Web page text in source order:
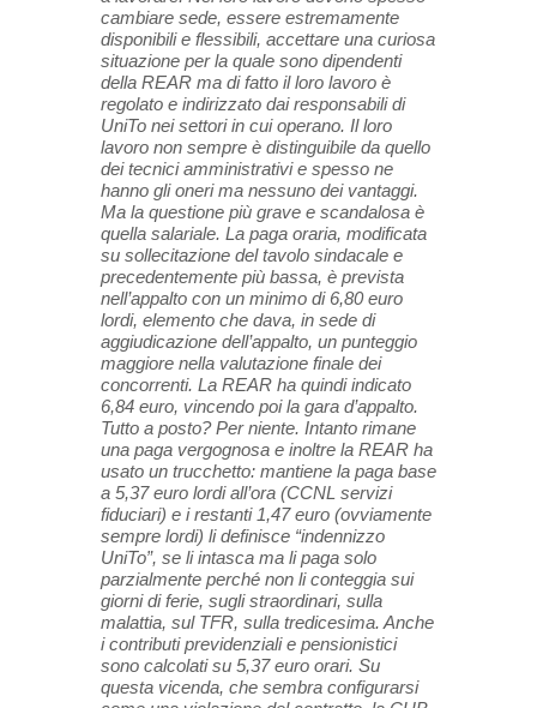
cambiare sede, essere estremamente
disponibili e flessibili, accettare una curiosa
situazione per la quale sono dipendenti
della REAR ma di fatto il loro lavoro è
regolato e indirizzato dai responsabili di
UniTo nei settori in cui operano. Il loro
lavoro non sempre è distinguibile da quello
dei tecnici amministrativi e spesso ne
hanno gli oneri ma nessuno dei vantaggi.
Ma la questione più grave e scandalosa è
quella salariale. La paga oraria, modificata
su sollecitazione del tavolo sindacale e
precedentemente più bassa, è prevista
nell’appalto con un minimo di 6,80 euro
lordi, elemento che dava, in sede di
aggiudicazione dell’appalto, un punteggio
maggiore nella valutazione finale dei
concorrenti. La REAR ha quindi indicato
6,84 euro, vincendo poi la gara d’appalto.
Tutto a posto? Per niente. Intanto rimane
una paga vergognosa e inoltre la REAR ha
usato un trucchetto: mantiene la paga base
a 5,37 euro lordi all’ora (CCNL servizi
fiduciari) e i restanti 1,47 euro (ovviamente
sempre lordi) li definisce “indennizzo
UniTo”, se li intasca ma li paga solo
parzialmente perché non li conteggia sui
giorni di ferie, sugli straordinari, sulla
malattia, sul TFR, sulla tredicesima. Anche
i contributi previdenziali e pensionistici
sono calcolati su 5,37 euro orari. Su
questa vicenda, che sembra configurarsi